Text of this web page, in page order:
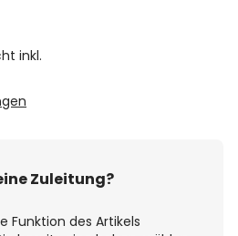
inkl.
Zuleitung?
Funktion des Artikels